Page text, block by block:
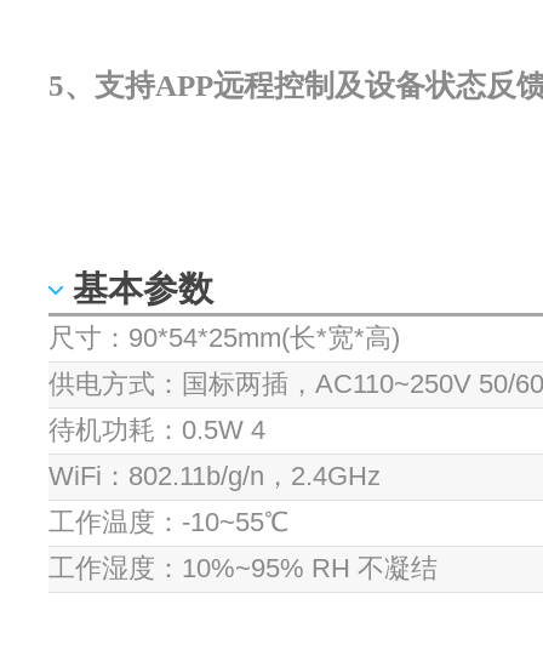
5、支持APP远程控制及设备状态反
基本参数
尺寸：90*54*25mm(长*宽*高)
供电方式：国标两插，AC110~250V 50/
待机功耗：0.5W 4
WiFi：802.11b/g/n，2.4GHz
工作温度：-10~55℃
工作湿度：10%~95% RH 不凝结